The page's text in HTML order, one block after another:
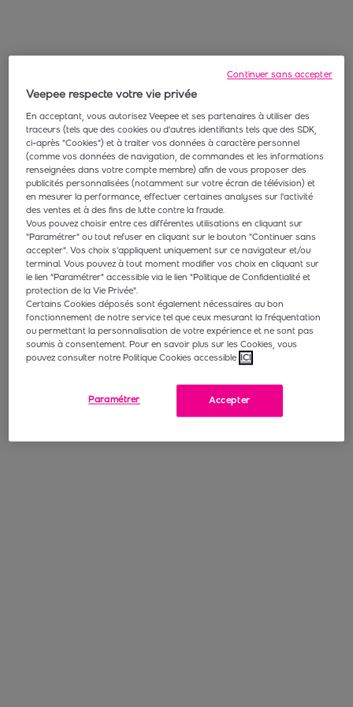
Veepee respecte votre vie privée
En acceptant, vous autorisez Veepee et ses partenaires à utiliser des
traceurs (tels que des cookies ou d'autres identifiants tels que des SDK,
ci-après "Cookies") et à traiter vos données à caractère personnel
(comme vos données de navigation, de commandes et les informations
renseignées dans votre compte membre) afin de vous proposer des
publicités personnalisées (notamment sur votre écran de télévision) et
en mesurer la performance, effectuer certaines analyses sur l'activité
des ventes et à des fins de lutte contre la fraude.
Vous pouvez choisir entre ces différentes utilisations en cliquant sur
"Paramétrer" ou tout refuser en cliquant sur le bouton "Continuer sans
accepter". Vos choix s'appliquent uniquement sur ce navigateur et/ou
terminal. Vous pouvez à tout moment modifier vos choix en cliquant sur
le lien “Paramétrer” accessible via le lien "Politique de Confidentialité et
protection de la Vie Privée".
Certains Cookies déposés sont également nécessaires au bon
fonctionnement de notre service tel que ceux mesurant la fréquentation
ou permettant la personnalisation de votre expérience et ne sont pas
soumis à consentement. Pour en savoir plus sur les Cookies, vous
pouvez consulter notre Politique Cookies accessible ICI
Accepter
Paramétrer
Continuer sans accepter